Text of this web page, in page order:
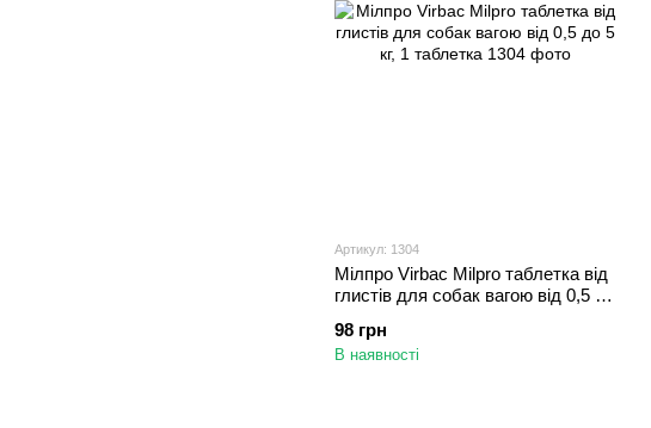
Артикул: 1304
Мілпро Virbac Milpro таблетка від
глистів для собак вагою від 0,5 до
98 грн
В наявності